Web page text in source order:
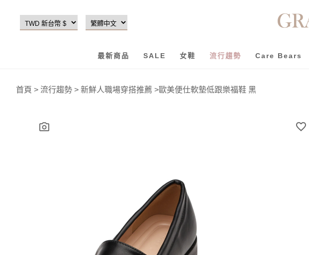
最新商品 SALE 女鞋 流行趨勢 Care Bears
首頁 > 流行趨勢 > 新鮮人職場穿搭推薦 >歐美便仕軟墊低跟樂福鞋 黑